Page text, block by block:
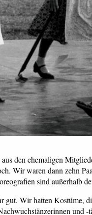
den ehemaligen
Wir waren dann zehn
sind außerhalb
Wir hatten Kostüme,
und